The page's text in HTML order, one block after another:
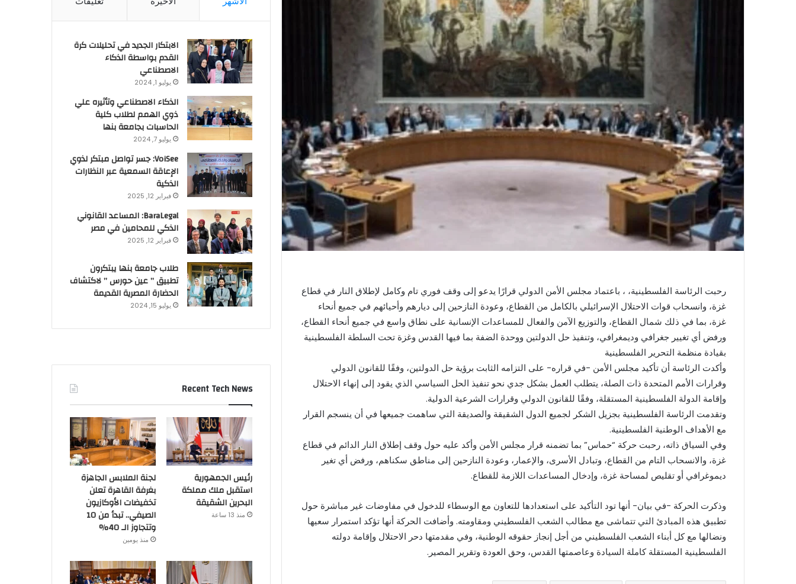
رحبت الرئاسة الفلسطينية، ، باعتماد مجلس الأمن الدولي قرارًا يدعو إلى وقف فوري تام وكامل لإطلاق النار في قطاع
غزة، وانسحاب قوات الاحتلال الإسرائيلي بالكامل من القطاع، وعودة النازحين إلى ديارهم وأحيائهم في جميع أنحاء
غزة، بما في ذلك شمال القطاع، والتوزيع الآمن والفعال للمساعدات الإنسانية على نطاق واسع في جميع أنحاء القطاع،
ورفض أي تغيير جغرافي وديمغرافي، وتنفيذ حل الدولتين ووحدة الضفة بما فيها القدس وغزة تحت السلطة الفلسطينية
بقيادة منظمة التحرير الفلسطينية
وأكدت الرئاسة أن تأكيد مجلس الأمن -في قراره- على التزامه الثابت برؤية حل الدولتين، وفقًا للقانون الدولي
وقرارات الأمم المتحدة ذات الصلة، يتطلب العمل بشكل جدي نحو تنفيذ الحل السياسي الذي يقود إلى إنهاء الاحتلال
وإقامة الدولة الفلسطينية المستقلة، وفقًا للقانون الدولي وقرارات الشرعية الدولية.
وتقدمت الرئاسة الفلسطينية بجزيل الشكر لجميع الدول الشقيقة والصديقة التي ساهمت جميعها في أن ينسجم القرار
مع الأهداف الوطنية الفلسطينية.
وفي السياق ذاته، رحبت حركة “حماس” بما تضمنه قرار مجلس الأمن وأكد عليه حول وقف إطلاق النار الدائم في قطاع
غزة، والانسحاب التام من القطاع، وتبادل الأسرى، والإعمار، وعودة النازحين إلى مناطق سكناهم، ورفض أي تغير
ديموغرافي أو تقليص لمساحة غزة، وإدخال المساعدات اللازمة للقطاع.
وذكرت الحركة -في بيان- أنها تود التأكيد على استعدادها للتعاون مع الوسطاء للدخول في مفاوضات غير مباشرة حول
تطبيق هذه المبادئ التي تتماشى مع مطالب الشعب الفلسطيني ومقاومته. وأضافت الحركة أنها تؤكد استمرار سعيها
ونضالها مع كل أبناء الشعب الفلسطيني من أجل إنجاز حقوقه الوطنية، وفي مقدمتها دحر الاحتلال وإقامة دولته
الفلسطينية المستقلة كاملة السيادة وعاصمتها القدس، وحق العودة وتقرير المصير.
الابتكار الجديد في تحليلات كرة
القدم بواسطة الذكاء
الاصطناعي
يوليو 1, 2024
الذكاء الاصطناعي وتأثيره علي
ذوي الهمم لطلاب كلية
الحاسبات بجامعة بنها
يوليو 7, 2024
VoiSee: جسر تواصل مبتكر لذوي
الإعاقة السمعية عبر النظارات
الذكية
فبراير 12, 2025
BaraLegal: المساعد القانوني
الذكي للمحامين في مصر
فبراير 12, 2025
طلاب جامعة بنها يبتكرون
تطبيق ” عين حورس ” لاكتشاف
الحضارة المصرية القديمة
يوليو 15, 2024
Recent Tech News
رئيس الجمهورية
استقبل ملك مملكة
البحرين الشقيقة
منذ 13 ساعة
لجنة الملابس الجاهزة
بغرفة القاهرة تعلن
تخفيضات الأوكازيون
الصيفي.. تبدأ من 10
وتتجاوز الـ 40%
منذ يومين